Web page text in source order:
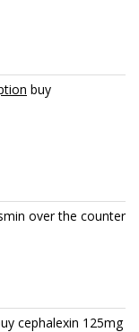
buy
over the counter
cephalexin 125mg